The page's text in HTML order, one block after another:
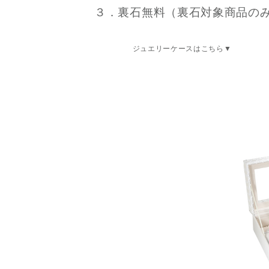
３．裏石無料（裏石対象商品の
ジュエリーケースはこちら▼